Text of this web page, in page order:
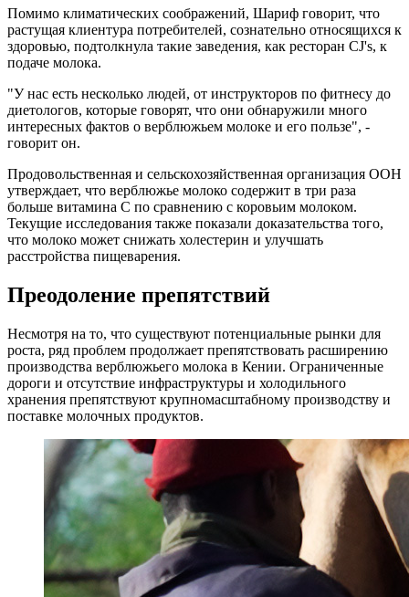
Помимо климатических соображений, Шариф говорит, что
растущая клиентура потребителей, сознательно относящихся к
здоровью, подтолкнула такие заведения, как ресторан CJ's, к
подаче молока.
"У нас есть несколько людей, от инструкторов по фитнесу до
диетологов, которые говорят, что они обнаружили много
интересных фактов о верблюжьем молоке и его пользе", -
говорит он.
Продовольственная и сельскохозяйственная организация ООН
утверждает, что верблюжье молоко содержит в три раза
больше витамина С по сравнению с коровьим молоком.
Текущие исследования также показали доказательства того,
что молоко может снижать холестерин и улучшать
расстройства пищеварения.
Преодоление препятствий
Несмотря на то, что существуют потенциальные рынки для
роста, ряд проблем продолжает препятствовать расширению
производства верблюжьего молока в Кении. Ограниченные
дороги и отсутствие инфраструктуры и холодильного
хранения препятствуют крупномасштабному производству и
поставке молочных продуктов.